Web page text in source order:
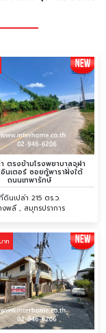
ตรงข้ามโรงพยาบาลจุฬา
นเตอร์ ซอยกู้พาราฝั่งใต้
ถนนเทพารักษ์
ที่ดินเปล่า 215 ตร.ว.
งพลี , สมุทรปราการ
าท